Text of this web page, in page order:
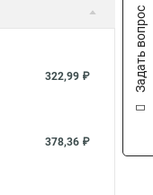
322,99 ₽
378,36 ₽
Задать вопрос